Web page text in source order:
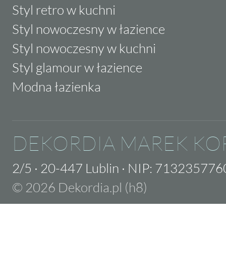
Styl retro w kuchni
Styl nowoczesny w łazience
Styl nowoczesny w kuchni
Styl glamour w łazience
Modna łazienka
DEKORDIA MAREK
2/5 · 20-447 Lublin · NIP:
© 2026 Dekordia.pl (h8)